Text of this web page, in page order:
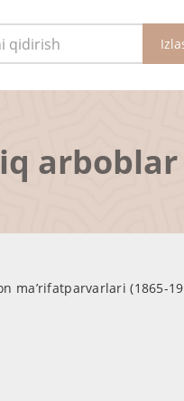
arboblar
ma’rifatparvarlari (1865-